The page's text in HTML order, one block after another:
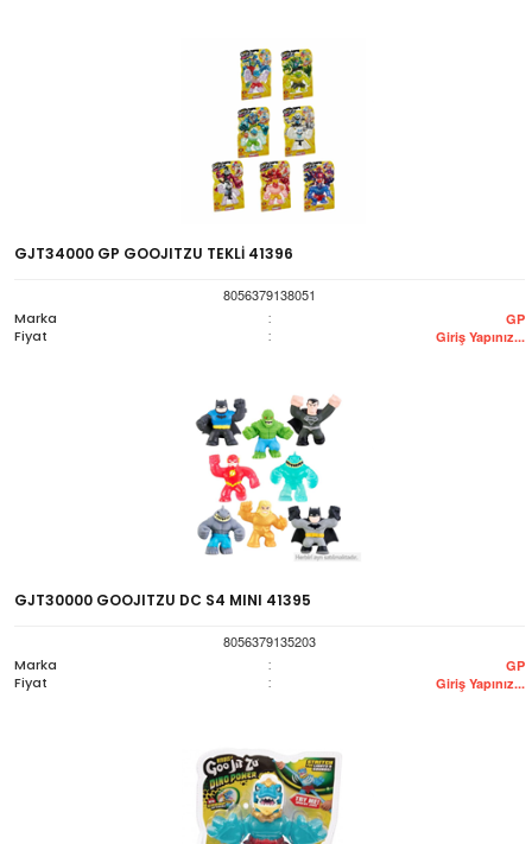
GJT34000 GP GOOJITZU TEKLİ 41396
8056379138051
Marka
: GP
Fiyat : Giriş Yapınız...
GJT30000 GOOJITZU DC S4 MINI 41395
8056379135203
Marka
: GP
Fiyat : Giriş Yapınız...